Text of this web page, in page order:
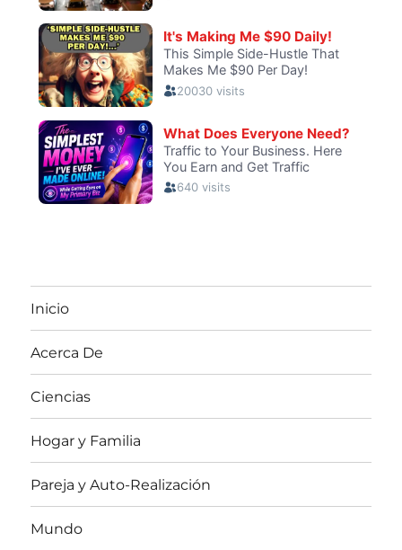
Inicio
Acerca De
Ciencias
Hogar y Familia
Pareja y Auto-Realización
Mundo